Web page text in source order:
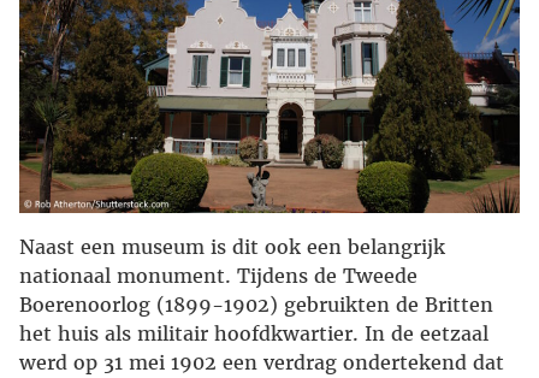
Naast een museum is dit ook een belangrijk
nationaal monument. Tijdens de Tweede
Boerenoorlog (1899-1902) gebruikten de Britten
het huis als militair hoofdkwartier. In de eetzaal
werd op 31 mei 1902 een verdrag ondertekend dat